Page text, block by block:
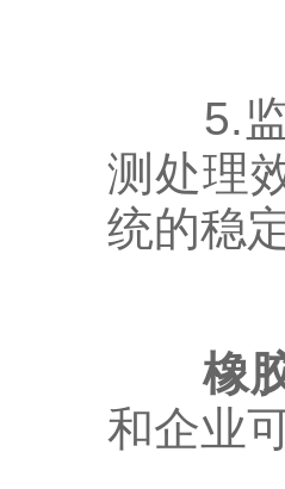
5.监
测处理
统的稳
橡
和企业